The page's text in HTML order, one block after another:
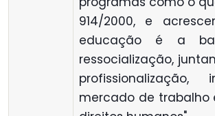
914/2000, e
educação é a
ressocialização,
profissionalização,
mercado de trabalho